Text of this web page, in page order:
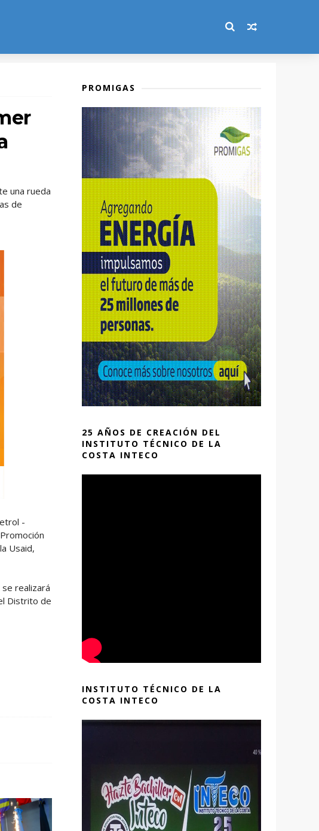
una rueda
de
-
Usaid,
realizará
Distrito de
PROMIGAS
25 AÑOS DE CREACIÓN DEL
INSTITUTO TÉCNICO DE LA
COSTA INTECO
INSTITUTO TÉCNICO DE LA
COSTA INTECO